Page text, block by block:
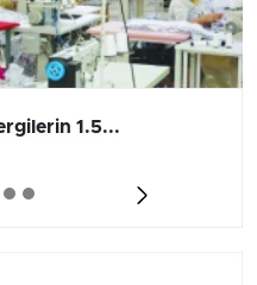
1.5...